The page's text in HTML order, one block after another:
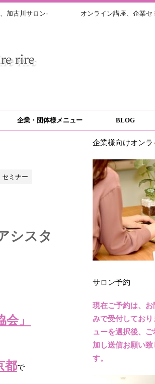
、加古川サロン- オンライン講座、企業セ
企業・団体様メニュー BLOG
セミナー
シスタ
」
都で
企業様向けオン
サロン予約
現在ご予約は、
みで受付してお
ューを選択後、
加し送信お願い
す。